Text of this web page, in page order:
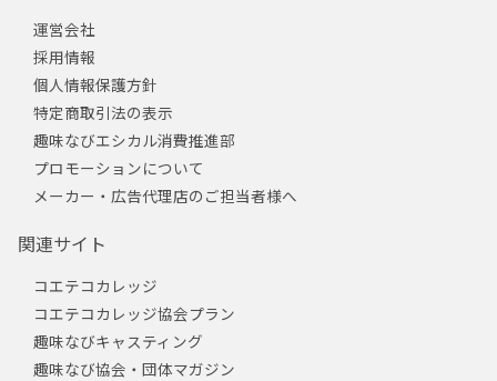
運営会社
採用情報
個人情報保護方針
特定商取引法の表示
趣味なびエシカル消費推進部
プロモーションについて
メーカー・広告代理店のご担当者様へ
関連サイト
コエテコカレッジ
コエテコカレッジ協会プラン
趣味なびキャスティング
趣味なび協会・団体マガジン